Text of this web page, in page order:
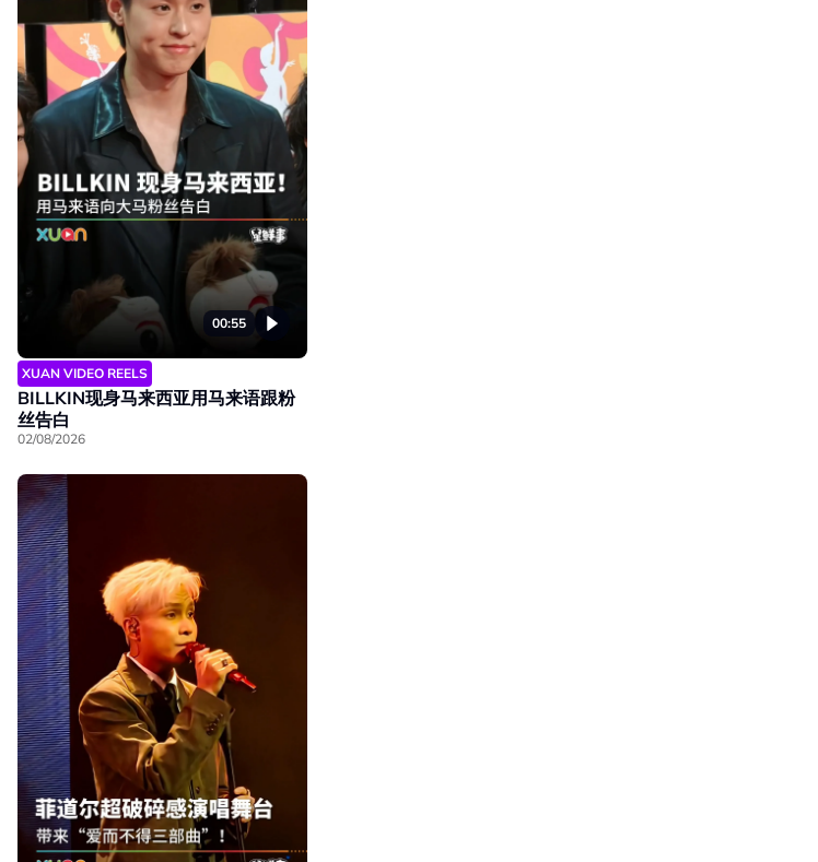
00:55
XUAN VIDEO REELS
BILLKIN现身马来西亚用马来语跟粉
丝告白
02/08/2026